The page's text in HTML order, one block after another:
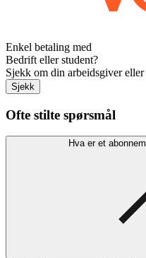
Enkel betaling med
Bedrift eller student?
Sjekk om din arbeidsgiver
Sjekk
Ofte stilte spørsmål
Hva er et